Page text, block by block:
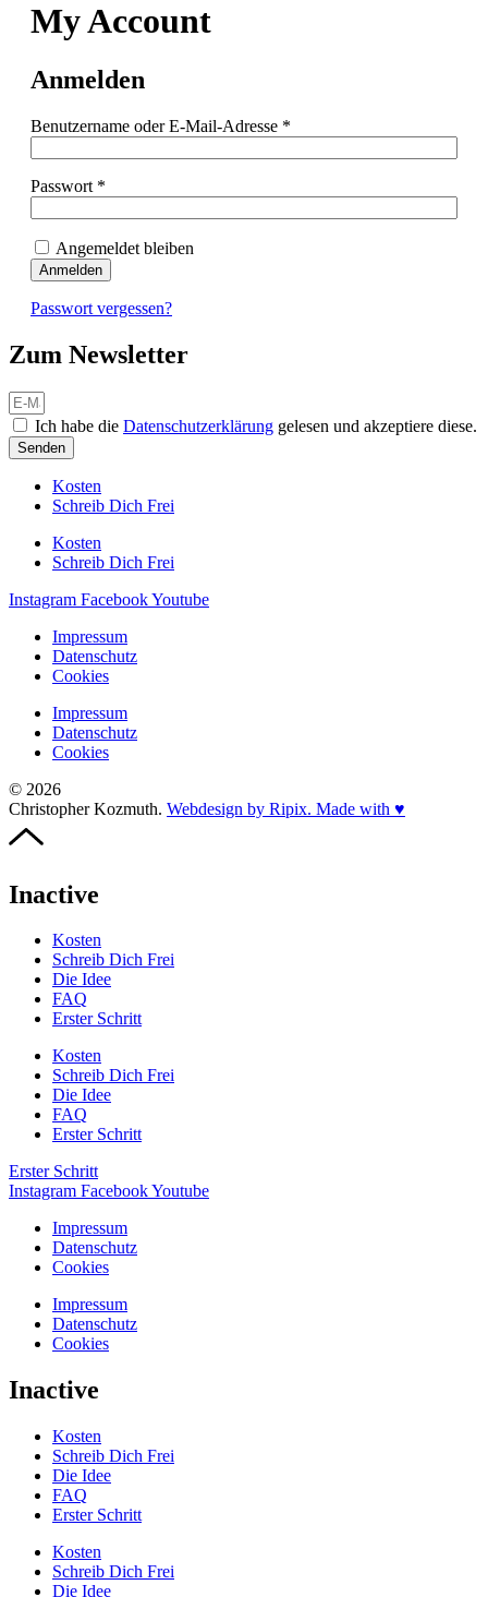
My Account
Anmelden
Benutzername oder E-Mail-Adresse *
Passwort *
Angemeldet bleiben
Anmelden
Passwort vergessen?
Zum Newsletter
Ich habe die Datenschutzerklärung gelesen und akzeptiere diese.
Senden
Kosten
Schreib Dich Frei
Kosten
Schreib Dich Frei
Instagram FacebookYoutube
Impressum
Datenschutz
Cookies
Impressum
Datenschutz
Cookies
© 2026
Christopher Kozmuth. Webdesign by Ripix. Made with ♥
Inactive
Kosten
Schreib Dich Frei
Die Idee
FAQ
Erster Schritt
Kosten
Schreib Dich Frei
Die Idee
FAQ
Erster Schritt
Erster Schritt
Instagram FacebookYoutube
Impressum
Datenschutz
Cookies
Impressum
Datenschutz
Cookies
Inactive
Kosten
Schreib Dich Frei
Die Idee
FAQ
Erster Schritt
Kosten
Schreib Dich Frei
Die Idee